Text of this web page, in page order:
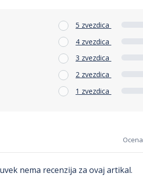
5 zvezdica
4 zvezdica
3 zvezdica
2 zvezdica
1 zvezdica
Ocena
nema recenzija za ovaj artikal.